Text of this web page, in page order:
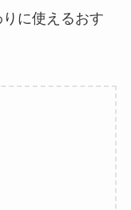
に使えるおす